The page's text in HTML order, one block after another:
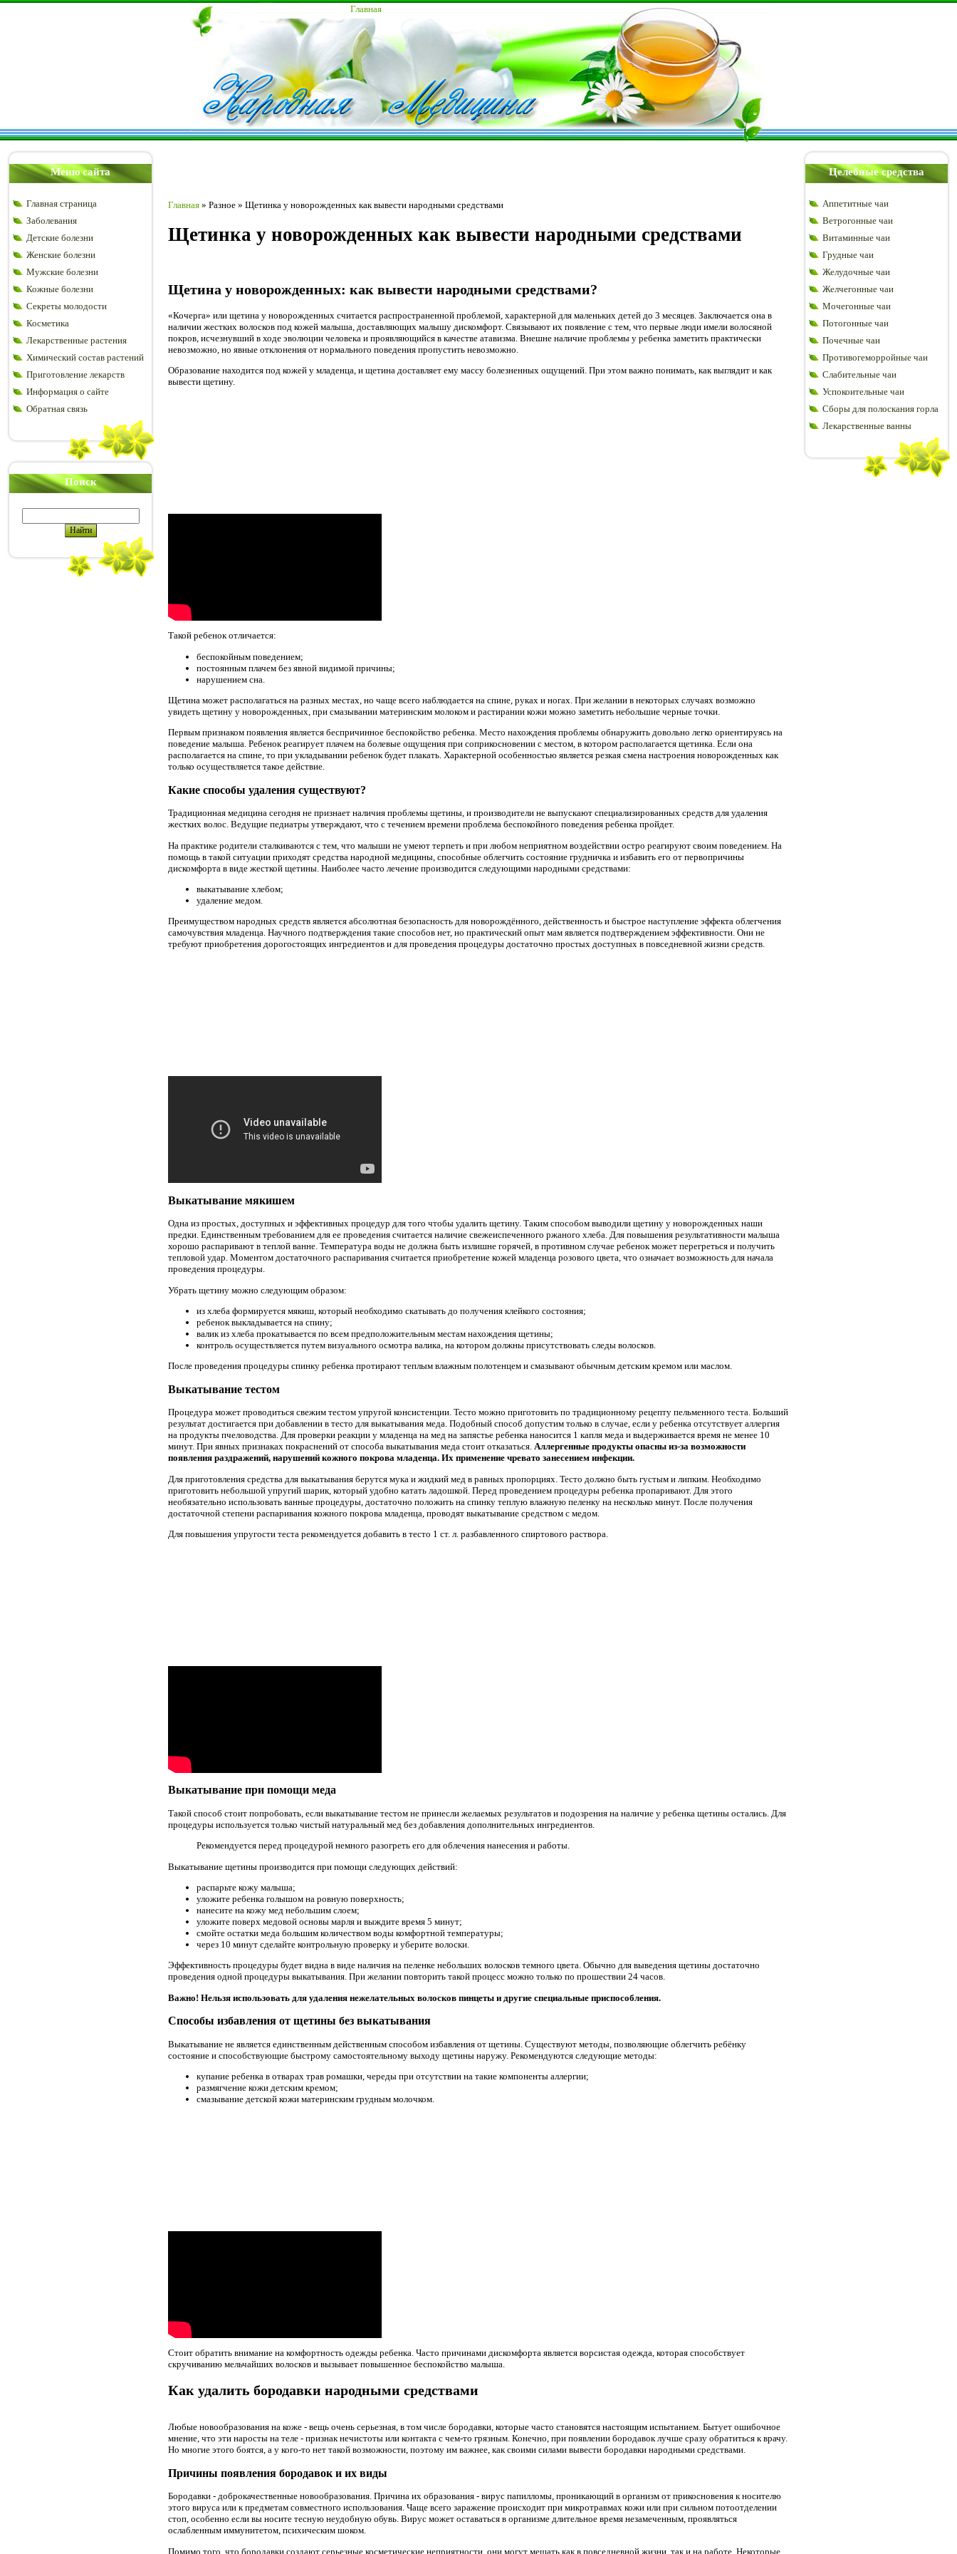
Главная
Меню сайта
Главная страница
Заболевания
Детские болезни
Женские болезни
Мужские болезни
Кожные болезни
Секреты молодости
Косметика
Лекарственные растения
Химический состав растений
Приготовление лекарств
Информация о сайте
Обратная связь
Поиск
Главная » Разное » Щетинка у новорожденных как вывести народными средствами
Щетинка у новорожденных как вывести народными средствами
Щетина у новорожденных: как вывести народными средствами?
«Кочерга» или щетина у новорожденных считается распространенной проблемой, характерной для маленьких детей до 3 месяцев. Заключается она в
наличии жестких волосков под кожей малыша, доставляющих малышу дискомфорт. Связывают их появление с тем, что первые люди имели волосяной
покров, исчезнувший в ходе эволюции человека и проявляющийся в качестве атавизма. Внешне наличие проблемы у ребенка заметить практически
невозможно, но явные отклонения от нормального поведения пропустить невозможно.
Образование находится под кожей у младенца, и щетина доставляет ему массу болезненных ощущений. При этом важно понимать, как выглядит и как
вывести щетину.
Такой ребенок отличается:
беспокойным поведением;
постоянным плачем без явной видимой причины;
нарушением сна.
Щетина может располагаться на разных местах, но чаще всего наблюдается на спине, руках и ногах. При желании в некоторых случаях возможно
увидеть щетину у новорожденных, при смазывании материнским молоком и растирании кожи можно заметить небольшие черные точки.
Первым признаком появления является беспричинное беспокойство ребенка. Место нахождения проблемы обнаружить довольно легко ориентируясь на
поведение малыша. Ребенок реагирует плачем на болевые ощущения при соприкосновении с местом, в котором располагается щетинка. Если она
располагается на спине, то при укладывании ребенок будет плакать. Характерной особенностью является резкая смена настроения новорожденных как
только осуществляется такое действие.
Какие способы удаления существуют?
Традиционная медицина сегодня не признает наличия проблемы щетины, и производители не выпускают специализированных средств для удаления
жестких волос. Ведущие педиатры утверждают, что с течением времени проблема беспокойного поведения ребенка пройдет.
На практике родители сталкиваются с тем, что малыши не умеют терпеть и при любом неприятном воздействии остро реагируют своим поведением. На
помощь в такой ситуации приходят средства народной медицины, способные облегчить состояние грудничка и избавить его от первопричины
дискомфорта в виде жесткой щетины. Наиболее часто лечение производится следующими народными средствами:
выкатывание хлебом;
удаление медом.
Преимуществом народных средств является абсолютная безопасность для новорождённого, действенность и быстрое наступление эффекта облегчения
самочувствия младенца. Научного подтверждения такие способов нет, но практический опыт мам является подтверждением эффективности. Они не
требуют приобретения дорогостоящих ингредиентов и для проведения процедуры достаточно простых доступных в повседневной жизни средств.
Выкатывание мякишем
Одна из простых, доступных и эффективных процедур для того чтобы удалить щетину. Таким способом выводили щетину у новорожденных наши
предки. Единственным требованием для ее проведения считается наличие свежеиспеченного ржаного хлеба. Для повышения результативности малыша
хорошо распаривают в теплой ванне. Температура воды не должна быть излишне горячей, в противном случае ребенок может перегреться и получить
тепловой удар. Моментом достаточного распаривания считается приобретение кожей младенца розового цвета, что означает возможность для начала
проведения процедуры.
Убрать щетину можно следующим образом:
из хлеба формируется мякиш, который необходимо скатывать до получения клейкого состояния;
ребенок выкладывается на спину;
валик из хлеба прокатывается по всем предположительным местам нахождения щетины;
контроль осуществляется путем визуального осмотра валика, на котором должны присутствовать следы волосков.
После проведения процедуры спинку ребенка протирают теплым влажным полотенцем и смазывают обычным детским кремом или маслом.
Выкатывание тестом
Процедура может проводиться свежим тестом упругой консистенции. Тесто можно приготовить по традиционному рецепту пельменного теста. Больший
результат достигается при добавлении в тесто для выкатывания меда. Подобный способ допустим только в случае, если у ребенка отсутствует аллергия
на продукты пчеловодства. Для проверки реакции у младенца на мед на запястье ребенка наносится 1 капля меда и выдерживается время не менее 10
минут. При явных признаках покраснений от способа выкатывания меда стоит отказаться. Аллергенные продукты опасны из-за возможности
появления раздражений, нарушений кожного покрова младенца. Их применение чревато занесением инфекции.
Для приготовления средства для выкатывания берутся мука и жидкий мед в равных пропорциях. Тесто должно быть густым и липким. Необходимо
приготовить небольшой упругий шарик, который удобно катать ладошкой. Перед проведением процедуры ребенка пропаривают. Для этого
необязательно использовать ванные процедуры, достаточно положить на спинку теплую влажную пеленку на несколько минут. После получения
достаточной степени распаривания кожного покрова младенца, проводят выкатывание средством с медом.
Для повышения упругости теста рекомендуется добавить в тесто 1 ст. л. разбавленного спиртового раствора.
Выкатывание при помощи меда
Такой способ стоит попробовать, если выкатывание тестом не принесли желаемых результатов и подозрения на наличие у ребенка щетины остались. Для
процедуры используется только чистый натуральный мед без добавления дополнительных ингредиентов.
Рекомендуется перед процедурой немного разогреть его для облечения нанесения и работы.
Выкатывание щетины производится при помощи следующих действий:
распарьте кожу малыша;
уложите ребенка голышом на ровную поверхность;
нанесите на кожу мед небольшим слоем;
уложите поверх медовой основы марля и выждите время 5 минут;
смойте остатки меда большим количеством воды комфортной температуры;
через 10 минут сделайте контрольную проверку и уберите волоски.
Эффективность процедуры будет видна в виде наличия на пеленке небольших волосков темного цвета. Обычно для выведения щетины достаточно
проведения одной процедуры выкатывания. При желании повторить такой процесс можно только по прошествии 24 часов.
Важно! Нельзя использовать для удаления нежелательных волосков пинцеты и другие специальные приспособления.
Способы избавления от щетины без выкатывания
Выкатывание не является единственным действенным способом избавления от щетины. Существуют методы, позволяющие облегчить ребёнку
состояние и способствующие быстрому самостоятельному выходу щетины наружу. Рекомендуются следующие методы:
купание ребенка в отварах трав ромашки, череды при отсутствии на такие компоненты аллергии;
размягчение кожи детским кремом;
смазывание детской кожи материнским грудным молочком.
Стоит обратить внимание на комфортность одежды ребенка. Часто причинами дискомфорта является ворсистая одежда, которая способствует
скручиванию мельчайших волосков и вызывает повышенное беспокойство малыша.
Как удалить бородавки народными средствами
Любые новообразования на коже - вещь очень серьезная, в том числе бородавки, которые часто становятся настоящим испытанием. Бытует ошибочное
мнение, что эти наросты на теле - признак нечистоты или контакта с чем-то грязным. Конечно, при появлении бородавок лучше сразу обратиться к врачу.
Но многие этого боятся, а у кого-то нет такой возможности, поэтому им важнее, как своими силами вывести бородавки народными средствами.
Причины появления бородавок и их виды
Бородавки - доброкачественные новообразования. Причина их образования - вирус папилломы, проникающий в организм от прикосновения к носителю
этого вируса или к предметам совместного использования. Чаще всего заражение происходит при микротравмах кожи или при сильном потоотделении
стоп, особенно если вы носите тесную неудобную обувь. Вирус может оставаться в организме длительное время незамеченным, проявляться
ослабленным иммунитетом, психическим шоком.
Помимо того, что бородавки создают серьезные косметические неприятности, они могут мешать как в повседневной жизни, так и на работе. Некоторые
Целебные средства
Аппетитные чаи
Ветрогонные чаи
Витаминные чаи
Грудные чаи
Желудочные чаи
Желчегонные чаи
Мочегонные чаи
Потогонные чаи
Почечные чаи
Противогеморройные чаи
Слабительные чаи
Успокоительные чаи
Сборы для полоскания горла
Лекарственные ванны